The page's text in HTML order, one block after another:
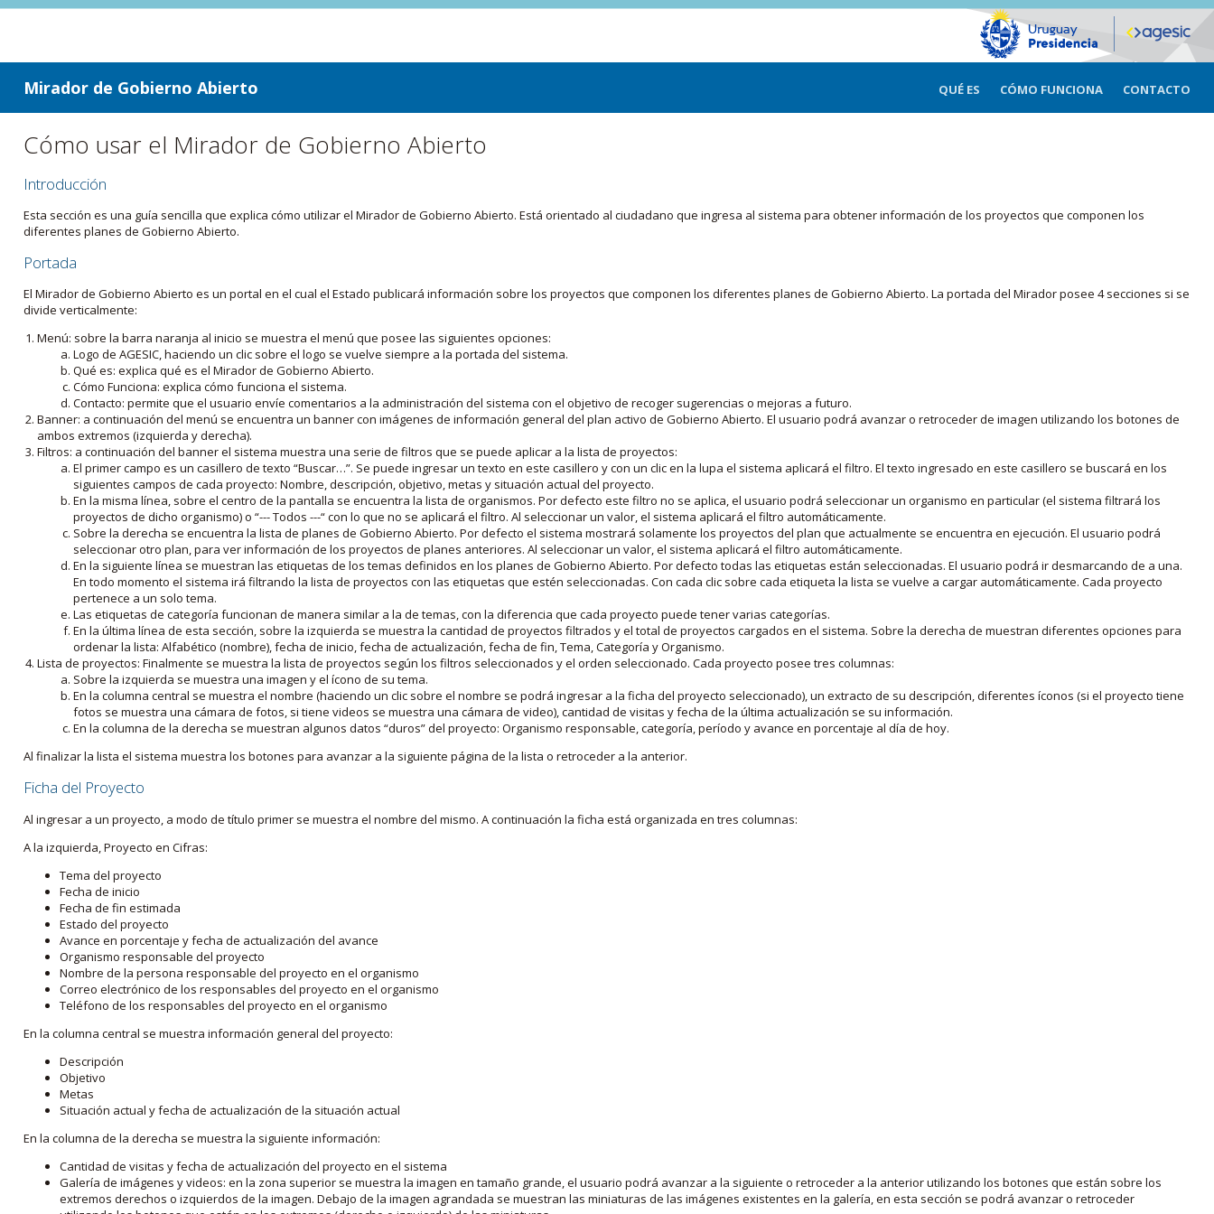
ir a contenido
ir al menú
Mirador de Gobierno Abierto QUÉ ES CÓMO FUNCIONA CONTACTO
Cómo usar el Mirador de Gobierno Abierto
Introducción
Esta sección es una guía sencilla que explica cómo utilizar el Mirador de Gobierno Abierto. Está orientado al ciudadano que ingresa al sistema para obtener información de los proyectos que componen los
diferentes planes de Gobierno Abierto.
Portada
El Mirador de Gobierno Abierto es un portal en el cual el Estado publicará información sobre los proyectos que componen los diferentes planes de Gobierno Abierto. La portada del Mirador posee 4 secciones si se
divide verticalmente:
Menú: sobre la barra naranja al inicio se muestra el menú que posee las siguientes opciones:
Logo de AGESIC, haciendo un clic sobre el logo se vuelve siempre a la portada del sistema.
Qué es: explica qué es el Mirador de Gobierno Abierto.
Cómo Funciona: explica cómo funciona el sistema.
Contacto: permite que el usuario envíe comentarios a la administración del sistema con el objetivo de recoger sugerencias o mejoras a futuro.
Banner: a continuación del menú se encuentra un banner con imágenes de información general del plan activo de Gobierno Abierto. El usuario podrá avanzar o retroceder de imagen utilizando los botones de
ambos extremos (izquierda y derecha).
Filtros: a continuación del banner el sistema muestra una serie de filtros que se puede aplicar a la lista de proyectos:
El primer campo es un casillero de texto “Buscar…”. Se puede ingresar un texto en este casillero y con un clic en la lupa el sistema aplicará el filtro. El texto ingresado en este casillero se buscará en los
siguientes campos de cada proyecto: Nombre, descripción, objetivo, metas y situación actual del proyecto.
En la misma línea, sobre el centro de la pantalla se encuentra la lista de organismos. Por defecto este filtro no se aplica, el usuario podrá seleccionar un organismo en particular (el sistema filtrará los
proyectos de dicho organismo) o “--- Todos ---“ con lo que no se aplicará el filtro. Al seleccionar un valor, el sistema aplicará el filtro automáticamente.
Sobre la derecha se encuentra la lista de planes de Gobierno Abierto. Por defecto el sistema mostrará solamente los proyectos del plan que actualmente se encuentra en ejecución. El usuario podrá
seleccionar otro plan, para ver información de los proyectos de planes anteriores. Al seleccionar un valor, el sistema aplicará el filtro automáticamente.
En la siguiente línea se muestran las etiquetas de los temas definidos en los planes de Gobierno Abierto. Por defecto todas las etiquetas están seleccionadas. El usuario podrá ir desmarcando de a una.
En todo momento el sistema irá filtrando la lista de proyectos con las etiquetas que estén seleccionadas. Con cada clic sobre cada etiqueta la lista se vuelve a cargar automáticamente. Cada proyecto
pertenece a un solo tema.
Las etiquetas de categoría funcionan de manera similar a la de temas, con la diferencia que cada proyecto puede tener varias categorías.
En la última línea de esta sección, sobre la izquierda se muestra la cantidad de proyectos filtrados y el total de proyectos cargados en el sistema. Sobre la derecha de muestran diferentes opciones para
ordenar la lista: Alfabético (nombre), fecha de inicio, fecha de actualización, fecha de fin, Tema, Categoría y Organismo.
Lista de proyectos: Finalmente se muestra la lista de proyectos según los filtros seleccionados y el orden seleccionado. Cada proyecto posee tres columnas:
Sobre la izquierda se muestra una imagen y el ícono de su tema.
En la columna central se muestra el nombre (haciendo un clic sobre el nombre se podrá ingresar a la ficha del proyecto seleccionado), un extracto de su descripción, diferentes íconos (si el proyecto tiene
fotos se muestra una cámara de fotos, si tiene videos se muestra una cámara de video), cantidad de visitas y fecha de la última actualización se su información.
En la columna de la derecha se muestran algunos datos “duros” del proyecto: Organismo responsable, categoría, período y avance en porcentaje al día de hoy.
Al finalizar la lista el sistema muestra los botones para avanzar a la siguiente página de la lista o retroceder a la anterior.
Ficha del Proyecto
Al ingresar a un proyecto, a modo de título primer se muestra el nombre del mismo. A continuación la ficha está organizada en tres columnas:
A la izquierda, Proyecto en Cifras:
Tema del proyecto
Fecha de inicio
Fecha de fin estimada
Estado del proyecto
Avance en porcentaje y fecha de actualización del avance
Organismo responsable del proyecto
Nombre de la persona responsable del proyecto en el organismo
Correo electrónico de los responsables del proyecto en el organismo
Teléfono de los responsables del proyecto en el organismo
En la columna central se muestra información general del proyecto:
Descripción
Objetivo
Metas
Situación actual y fecha de actualización de la situación actual
En la columna de la derecha se muestra la siguiente información:
Cantidad de visitas y fecha de actualización del proyecto en el sistema
Galería de imágenes y videos: en la zona superior se muestra la imagen en tamaño grande, el usuario podrá avanzar a la siguiente o retroceder a la anterior utilizando los botones que están sobre los
extremos derechos o izquierdos de la imagen. Debajo de la imagen agrandada se muestran las miniaturas de las imágenes existentes en la galería, en esta sección se podrá avanzar o retroceder